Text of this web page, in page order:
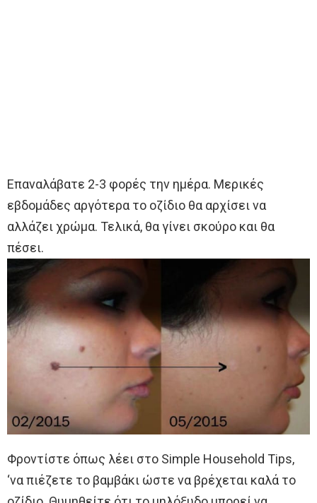
Επαναλάβατε 2-3 φορές την ημέρα. Μερικές
εβδομάδες αργότερα το οζίδιο θα αρχίσει να
αλλάζει χρώμα. Τελικά, θα γίνει σκούρο και θα
πέσει.
Φροντίστε όπως λέει στο Simple Household Tips,
‘να πιέζετε το βαμβάκι ώστε να βρέχεται καλά το